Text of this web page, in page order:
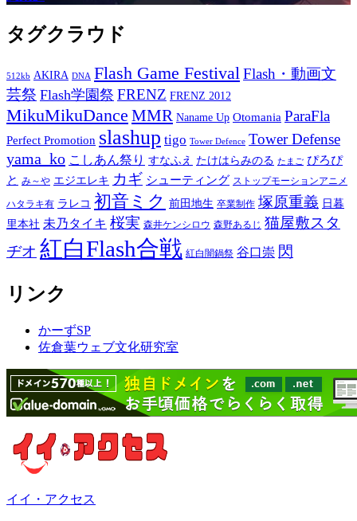
タグクラウド
512kb AKIRA DNA Flash Game Festival Flash・動画文
芸祭 Flash学園祭 FRENZ FRENZ 2012
MikuMikuDance MMR Naname Up Otomania ParaFla
Perfect Promotion slashup tigo Tower Defence Tower Defense
yama_ko こしあん祭り すなふえ たけはらみのる たまご ぴろぴ
と み～や エジエレキ カギ シューティング ストップモーションアニメ
ハタラキ有 ラレコ 初音ミク 前田地生 卒業制作 塚原重義 日暮
里本社 未乃タイキ 桜実 森井ケンシロウ 森野あるじ 猫屋敷スタ
ヂオ 紅白Flash合戦 紅白闇鍋祭 谷口崇 閃
リンク
かーずSP
佐倉葉ウェブ文化研究室
イイ・アクセス